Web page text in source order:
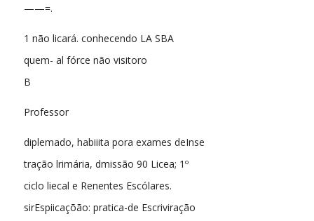
——=.
1 não licará. conhecendo LA SBA
quem- al fórce não visitoro
B
Professor
diplemado, habiiita pora exames deInse
tração lrimária, dmissão 90 Licea; 1º
ciclo liecal e Renentes Escólares.
sirEspiicaçõão: pratica-de Escriviração